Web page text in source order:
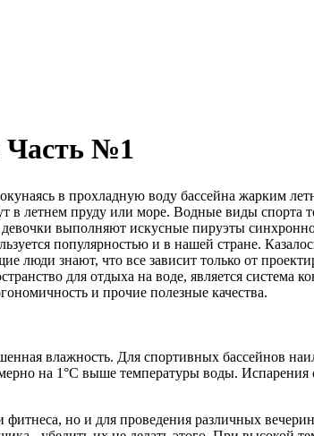
Часть №1
в прохладную воду бассейна жарким
в летнем пруду или море. Водные виды спорта
выполняют искусные пируэты
популярностью и в нашей стране.
знают, что все зависит только от
для отдыха на воде, является система
и прочие полезные качества.
влажность. Для спортивных бассейнов
на 1°С выше температуры воды.
но и для проведения различных